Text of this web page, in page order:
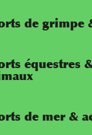
de grimpe
équestres
de mer &
?